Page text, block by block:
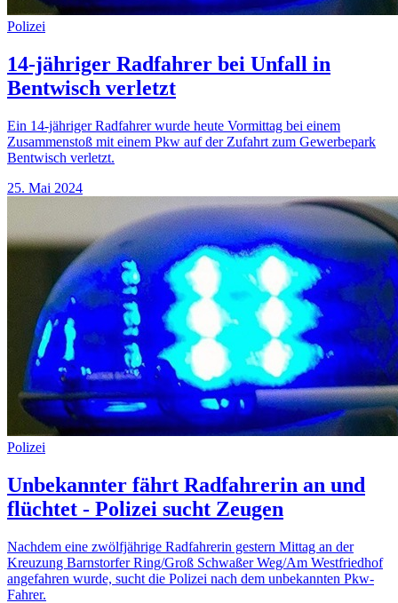
Polizei
14-jähriger Radfahrer bei Unfall in
Bentwisch verletzt
Ein 14-jähriger Radfahrer wurde heute Vormittag bei einem
Zusammenstoß mit einem Pkw auf der Zufahrt zum Gewerbepark
Bentwisch verletzt.
25. Mai 2024
Polizei
Unbekannter fährt Radfahrerin an und
flüchtet - Polizei sucht Zeugen
Nachdem eine zwölfjährige Radfahrerin gestern Mittag an der
Kreuzung Barnstorfer Ring/Groß Schwaßer Weg/Am Westfriedhof
angefahren wurde, sucht die Polizei nach dem unbekannten Pkw-
Fahrer.